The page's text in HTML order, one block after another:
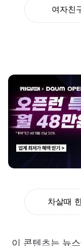
여자친
차살때
이 콘텐츠는 뉴